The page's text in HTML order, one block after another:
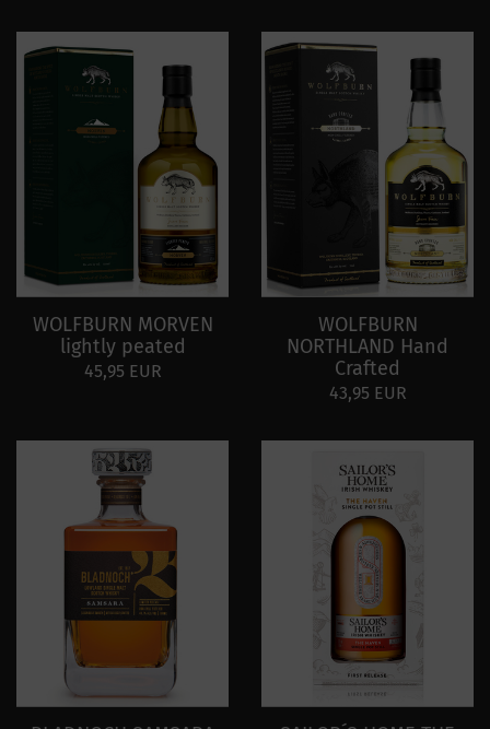
WOLFBURN MORVEN
lightly peated
45,95 EUR
WOLFBURN
NORTHLAND Hand
Crafted
43,95 EUR